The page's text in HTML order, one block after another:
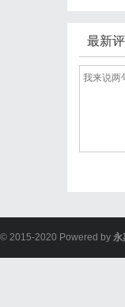
最新
© 2015-2020 Powered by 永